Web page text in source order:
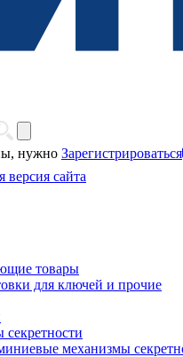
нужно Зарегистрироваться
версия сайта
товары
для ключей и прочие
механизмы